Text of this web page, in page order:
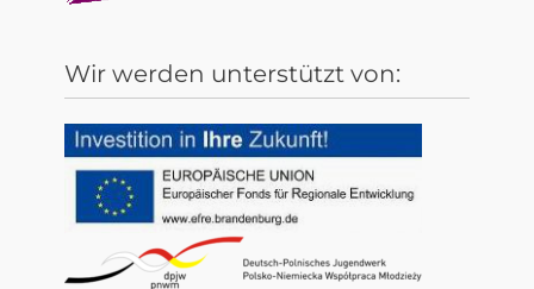
Wir werden unterstützt von: